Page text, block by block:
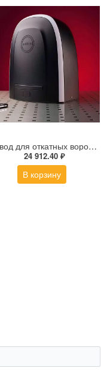
Привод для откатных ворот ALUTECH ROTEO RTO-500KIT
24 912.40 ₽
В корзину